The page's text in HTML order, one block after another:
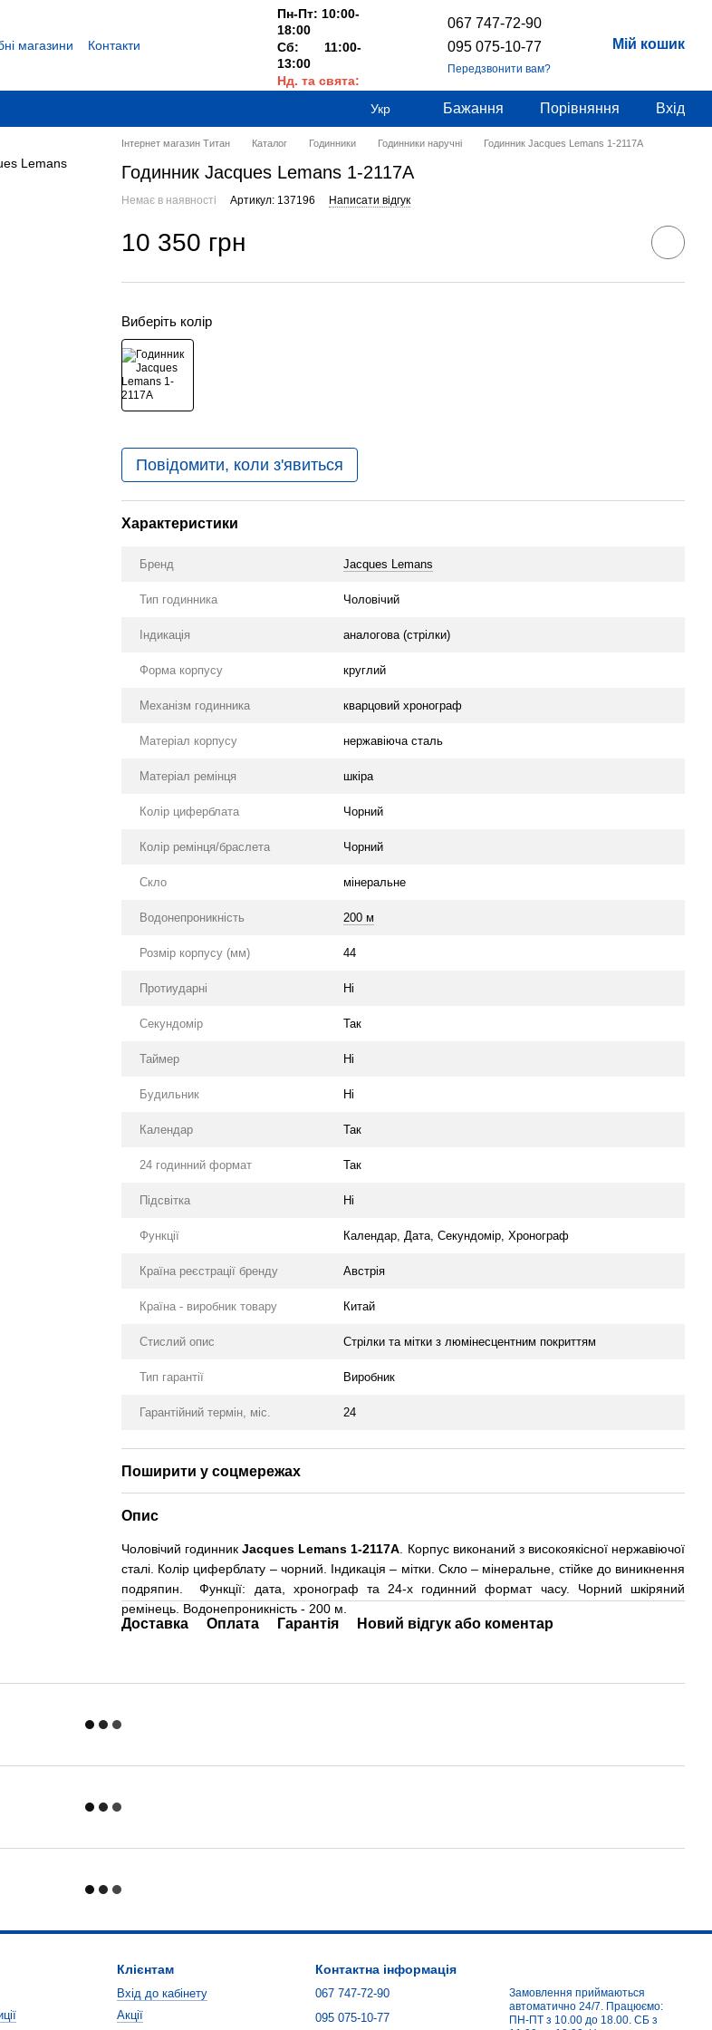
магазини
Контакти
Пн-Пт: 10:00-
18:00
Сб: 11:00-
13:00
Нд. та свята:
067 747-72-90
095 075-10-77
Передзвонити вам?
Мій кошик
Укр Бажання Порівняння Вхід
Інтернет магазин Титан Каталог Годинники Годинники наручні Годинник Jacques Lemans 1-2117A
Годинник Jacques Lemans 1-2117A
Немає в наявності Артикул: 137196 Написати відгук
10 350 грн
Виберіть колір
Повідомити, коли з'явиться
Характеристики
Бренд Jacques Lemans
Тип годинника Чоловічий
Індикація аналогова (стрілки)
Форма корпусу круглий
Механізм годинника кварцовий хронограф
Матеріал корпусу нержавіюча сталь
Матеріал ремінця шкіра
Колір циферблата Чорний
Колір ремінця/браслета Чорний
Скло мінеральне
Водонепроникність 200 м
Розмір корпусу (мм) 44
Протиударні Ні
Секундомір Так
Таймер Ні
Будильник Ні
Календар Так
24 годинний формат Так
Підсвітка Ні
Функції Календар, Дата, Секундомір, Хронограф
Країна реєстрації бренду Австрія
Країна - виробник товару Китай
Стислий опис Стрілки та мітки з люмінесцентним покриттям
Тип гарантії Виробник
Гарантійний термін, міс. 24
Поширити у соцмережах
Опис
Чоловічий годинникJacques Lemans 1-2117A . Корпус виконаний з високоякісної нержавіючої
сталі. Колір циферблату – чорний. Індикація – мітки. Скло – мінеральне, стійке до виникнення
подряпин.Функції: дата, хронограф та 24-х годинний формат часу. Чорний шкіряний
ремінець. Водонепроникність - 200 м.
Доставка Оплата Гарантія Новий відгук або коментар
Клієнтам
Вхід до кабінету
Акції
Контактна інформація
067 747-72-90
095 075-10-77
Замовлення приймаються
автоматично 24/7. Працюємо:
ПН-ПТ з 10.00 до 18.00. СБ з